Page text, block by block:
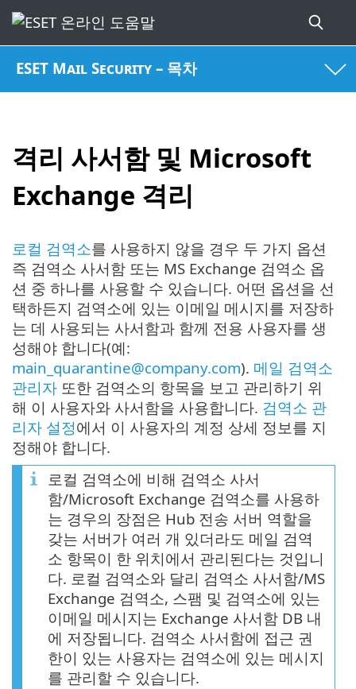
ESET Mail Security – 목차
격리 사서함 및 Microsoft
Exchange 격리
로컬 검역소를 사용하지 않을 경우 두 가지 옵션
즉 검역소 사서함 또는 MS Exchange 검역소 옵
션 중 하나를 사용할 수 있습니다. 어떤 옵션을 선
택하든지 검역소에 있는 이메일 메시지를 저장하
는 데 사용되는 사서함과 함께 전용 사용자를 생
성해야 합니다(예:
main_quarantine@company.com). 메일 검역소
관리자 또한 검역소의 항목을 보고 관리하기 위
해 이 사용자와 사서함을 사용합니다. 검역소 관
리자 설정에서 이 사용자의 계정 상세 정보를 지
정해야 합니다.
로컬 검역소에 비해 검역소 사서
함/Microsoft Exchange 검역소를 사용하
는 경우의 장점은 Hub 전송 서버 역할을
갖는 서버가 여러 개 있더라도 메일 검역
소 항목이 한 위치에서 관리된다는 것입니
다. 로컬 검역소와 달리 검역소 사서함/MS
Exchange 검역소, 스팸 및 검역소에 있는
이메일 메시지는 Exchange 사서함 DB 내
에 저장됩니다. 검역소 사서함에 접근 권
한이 있는 사용자는 검역소에 있는 메시지
를 관리할 수 있습니다.